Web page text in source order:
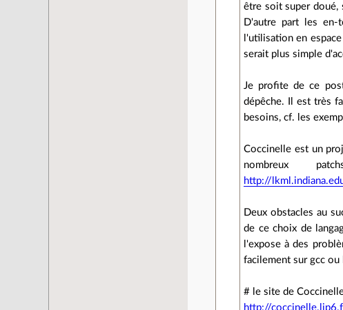
être soit super doué,
D'autre part les
l'utilisation en
serait plus simple
Je profite de ce
dépêche. Il est très
besoins, cf. les
Coccinelle est un
nombreux
http://
Deux obstacles au
de ce choix de
l'expose à des
facilement sur gcc ou
# le site de
http://